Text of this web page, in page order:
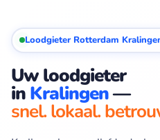
Loodgieter Rotterdam
Uw loodgieter
in Kralingen—
snel. lokaal.